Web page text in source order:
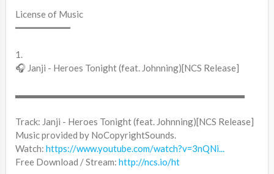
License of Music
━━━━━━━━━━
1.
🎧 Janji - Heroes Tonight (feat. Johnning)[NCS Release]
▬▬▬▬▬▬▬▬▬▬▬▬▬▬▬▬▬▬▬▬▬▬▬▬▬
Track: Janji - Heroes Tonight (feat. Johnning)[NCS Release]
Music provided by NoCopyrightSounds.
Watch: https://www.youtube.com/watch?v=3nQNi...
Free Download / Stream: http://ncs.io/ht